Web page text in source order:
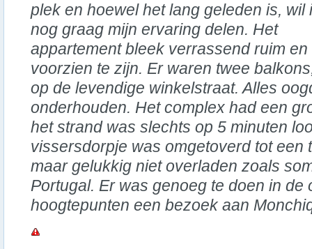
plek en hoewel het lang geleden is, wil
nog graag mijn ervaring delen. Het
appartement bleek verrassend ruim
voorzien te zijn. Er waren twee
op de levendige winkelstraat. Alles
onderhouden. Het complex had een
het strand was slechts op 5 minuten
vissersdorpje was omgetoverd tot een
maar gelukkig niet overladen zoals
Portugal. Er was genoeg te doen in de
hoogtepunten een bezoek aan